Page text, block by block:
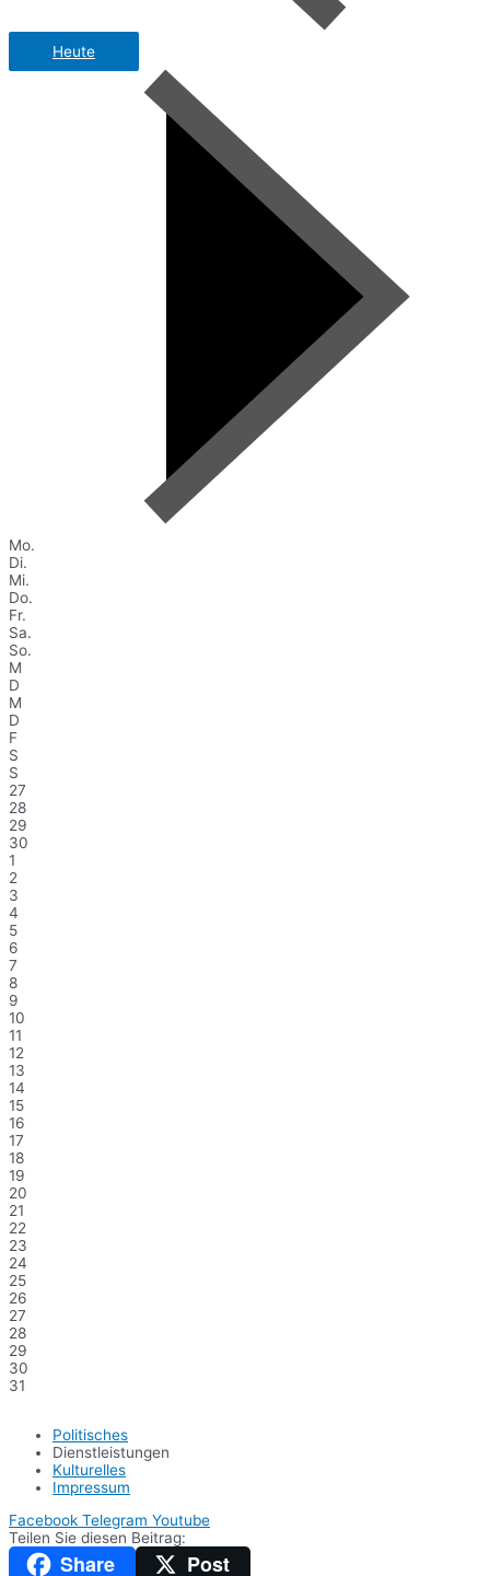
Heute
Mo.
Di.
Mi.
Do.
Fr.
Sa.
So.
M
D
M
D
F
S
S
27
28
29
30
1
2
3
4
5
6
7
8
9
10
11
12
13
14
15
16
17
18
19
20
21
22
23
24
25
26
27
28
29
30
31
Politisches
Dienstleistungen
Kulturelles
Impressum
Facebook Telegram Youtube
Teilen Sie diesen Beitrag:
Share Post